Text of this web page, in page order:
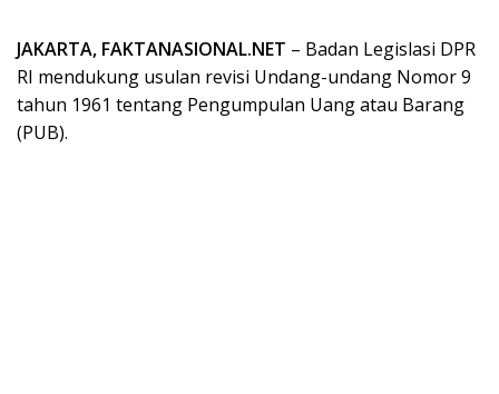
JAKARTA, FAKTANASIONAL.NET – Badan Legislasi DPR
RI mendukung usulan revisi Undang-undang Nomor 9
tahun 1961 tentang Pengumpulan Uang atau Barang
(PUB).